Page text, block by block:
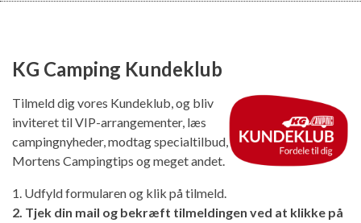
KG Camping Kundeklub
Tilmeld dig vores Kundeklub, og bliv
inviteret til VIP-arrangementer, læs
campingnyheder, modtag specialtilbud,
Mortens Campingtips og meget andet.
1. Udfyld formularen og klik på tilmeld.
2. Tjek din mail og bekræft tilmeldingen ved at klikke på